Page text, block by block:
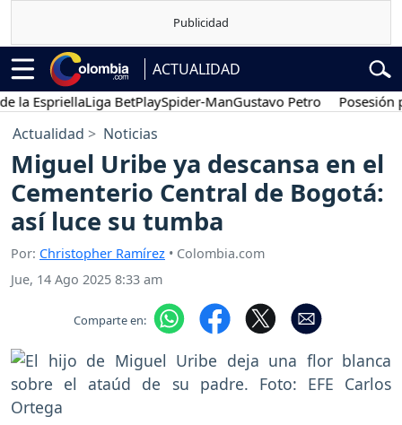
ACTUALIDAD
Liga BetPlaySpider-ManGustavo Petro Posesión
Actualidad Noticias
Miguel Uribe ya descansa en el
Cementerio Central de Bogotá:
así luce su tumba
Por: Christopher Ramírez • Colombia.com
Jue, 14 Ago 2025 8:33 am
Comparte en: